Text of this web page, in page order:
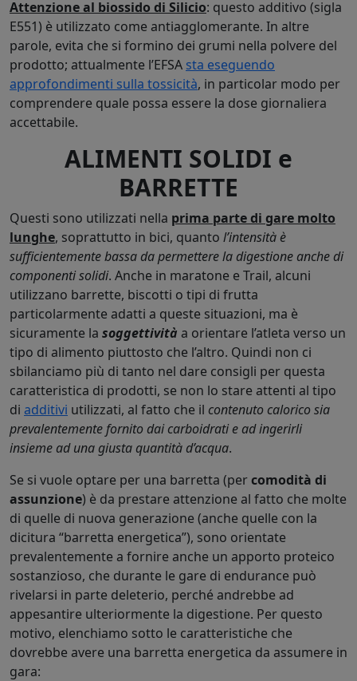
Attenzione al biossido di Silicio: questo additivo (sigla
E551) è utilizzato come antiagglomerante. In altre
parole, evita che si formino dei grumi nella polvere del
prodotto; attualmente l’EFSA sta eseguendo
approfondimenti sulla tossicità, in particolar modo per
comprendere quale possa essere la dose giornaliera
accettabile.
ALIMENTI SOLIDI e
BARRETTE
Questi sono utilizzati nella prima parte di gare molto
lunghe, soprattutto in bici, quanto l’intensità è
sufficientemente bassa da permettere la digestione anche di
componenti solidi. Anche in maratone e Trail, alcuni
utilizzano barrette, biscotti o tipi di frutta
particolarmente adatti a queste situazioni, ma è
sicuramente la soggettività a orientare l’atleta verso un
tipo di alimento piuttosto che l’altro. Quindi non ci
sbilanciamo più di tanto nel dare consigli per questa
caratteristica di prodotti, se non lo stare attenti al tipo
di additivi utilizzati, al fatto che il contenuto calorico sia
prevalentemente fornito dai carboidrati e ad ingerirli
insieme ad una giusta quantità d’acqua.
Se si vuole optare per una barretta (percomodità di
assunzione) è da prestare attenzione al fatto che molte
di quelle di nuova generazione (anche quelle con la
dicitura “barretta energetica”), sono orientate
prevalentemente a fornire anche un apporto proteico
sostanzioso, che durante le gare di endurance può
rivelarsi in parte deleterio, perché andrebbe ad
appesantire ulteriormente la digestione. Per questo
motivo, elenchiamo sotto le caratteristiche che
dovrebbe avere una barretta energetica da assumere in
gara: